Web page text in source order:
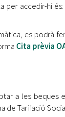
per accedir-hi és:
es podrà
Cita prèvia
a les beques
de Tarifació